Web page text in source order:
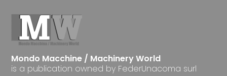
Mondo Macchine / Machinery World
is a publication owned by FederUnacoma surl